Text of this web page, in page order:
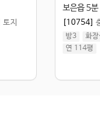
토지
보은읍 5분
[10754]
방3 화장
연 114평